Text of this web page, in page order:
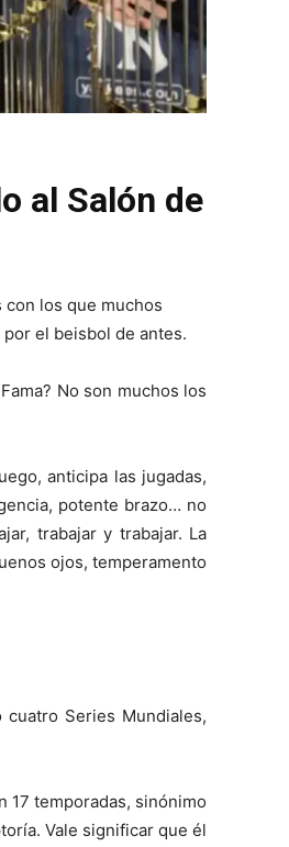
al Salón de
los que muchos
el beisbol de antes.
No son muchos los
anticipa las jugadas,
potente brazo… no
trabajar y trabajar. La
ojos, temperamento
cuatro Series Mundiales,
17 temporadas, sinónimo
Vale significar que él